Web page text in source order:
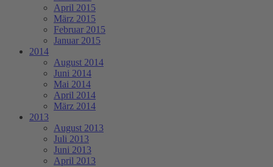
April 2015
März 2015
Februar 2015
Januar 2015
2014
August 2014
Juni 2014
Mai 2014
April 2014
März 2014
2013
August 2013
Juli 2013
Juni 2013
April 2013